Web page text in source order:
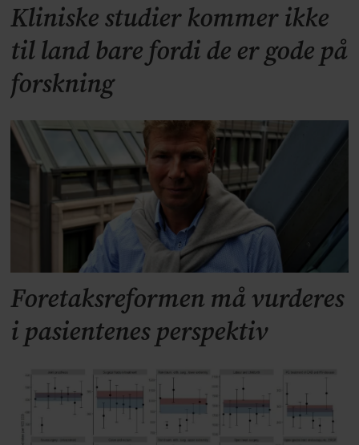
Kliniske studier kommer ikke
til land bare fordi de er gode på
forskning
Foretaksreformen må vurderes
i pasientenes perspektiv